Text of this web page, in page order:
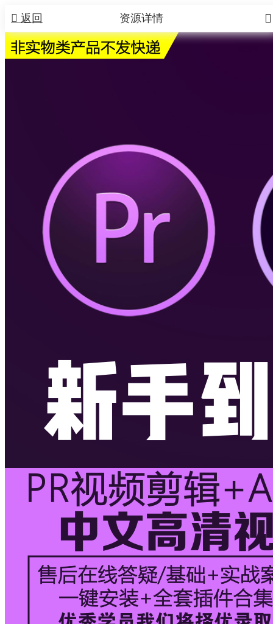
 返回 
资源详情